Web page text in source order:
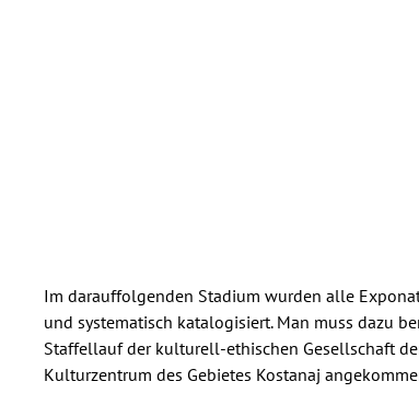
Im darauffolgenden Stadium wurden alle
und systematisch katalogisiert. Man muss dazu
Staffellauf der kulturell-ethischen Gesellschaft
Kulturzentrum des Gebietes Kostanaj